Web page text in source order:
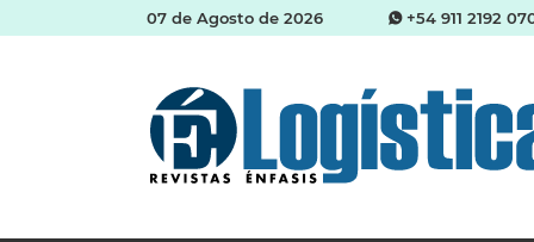
07 de Agosto de 2026 +54 911 2192